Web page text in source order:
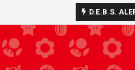
D.E.B.S.